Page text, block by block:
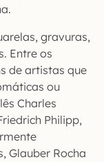
gravuras,
Entre os
de artistas que
ou
Charles
Philipp,
Glauber Rocha